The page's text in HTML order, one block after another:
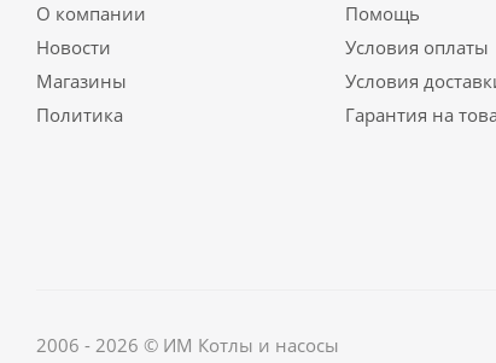
О компании
Новости
Магазины
Политика
Помощь
Условия оплаты
Условия
Гарантия на
2006 - 2026 © ИМ Котлы и насосы